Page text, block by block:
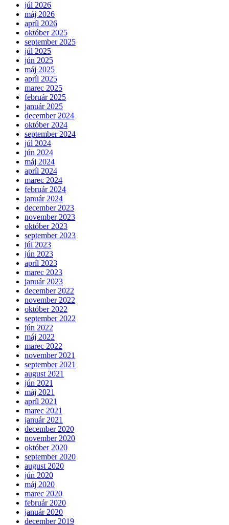
júl 2026
máj 2026
apríl 2026
október 2025
september 2025
júl 2025
jún 2025
máj 2025
apríl 2025
marec 2025
február 2025
január 2025
december 2024
október 2024
september 2024
júl 2024
jún 2024
máj 2024
apríl 2024
marec 2024
február 2024
január 2024
december 2023
november 2023
október 2023
september 2023
júl 2023
jún 2023
apríl 2023
marec 2023
január 2023
december 2022
november 2022
október 2022
september 2022
jún 2022
máj 2022
marec 2022
november 2021
september 2021
august 2021
jún 2021
máj 2021
apríl 2021
marec 2021
január 2021
december 2020
november 2020
október 2020
september 2020
august 2020
jún 2020
máj 2020
marec 2020
február 2020
január 2020
december 2019